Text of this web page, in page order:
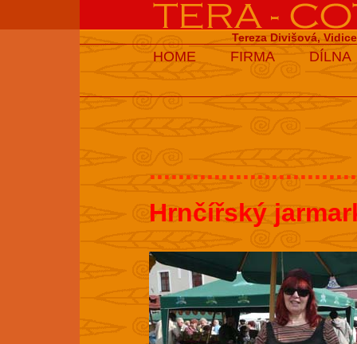
Tereza Divišová,
HOME FIRMA DÍLNA
Hrnčířský